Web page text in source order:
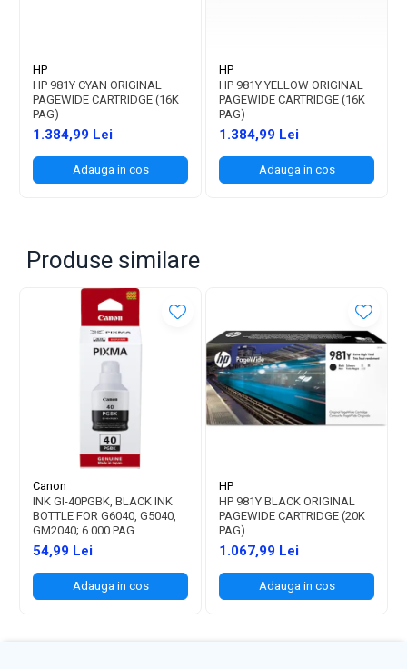
HP
HP 981Y CYAN ORIGINAL
PAGEWIDE CARTRIDGE (16K
PAG)
1.384,99 Lei
Adauga in cos
HP
HP 981Y YELLOW ORIGINAL
PAGEWIDE CARTRIDGE (16K
PAG)
1.384,99 Lei
Adauga in cos
Produse similare
Canon
INK GI-40PGBK, BLACK INK
BOTTLE FOR G6040, G5040,
GM2040; 6.000 PAG
54,99 Lei
Adauga in cos
HP
HP 981Y BLACK ORIGINAL
PAGEWIDE CARTRIDGE (20K
PAG)
1.067,99 Lei
Adauga in cos